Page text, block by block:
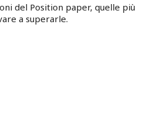
del Position paper, quelle più
a superarle.